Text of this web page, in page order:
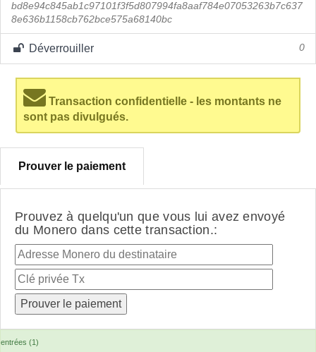
bd8e94c845ab1c97101f3f5d807994fa8aaf784e07053263b7c637
8e636b1158cb762bce575a68140bc
Déverrouiller 0
Transaction confidentielle - les montants ne
sont pas divulgués.
Prouver le paiement
Prouvez à quelqu'un que vous lui avez envoyé
du Monero dans cette transaction.:
entrées (1)